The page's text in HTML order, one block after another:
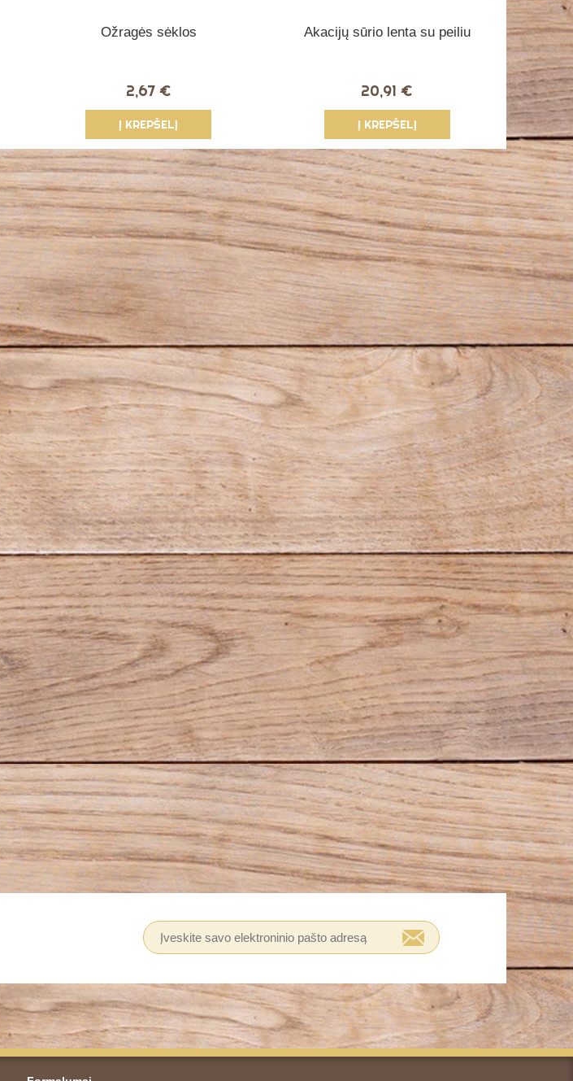
Ožragės sėklos
2,67 €
Į KREPŠELĮ
Akacijų sūrio lenta su peiliu
20,91 €
Į KREPŠELĮ